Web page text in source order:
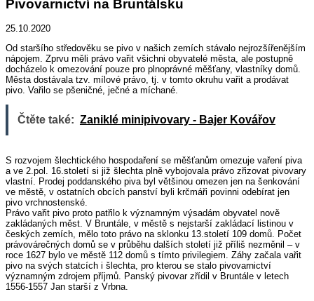
Pivovarnictví na Bruntálsku
25.10.2020
Od staršího středověku se pivo v našich zemích stávalo nejrozšířenějším
nápojem. Zprvu měli právo vařit všichni obyvatelé města, ale postupně
docházelo k omezování pouze pro plnoprávné měšťany, vlastníky domů.
Města dostávala tzv. mílové právo, tj. v tomto okruhu vařit a prodávat
pivo. Vařilo se pšeničné, ječné a míchané.
Čtěte také: Zaniklé minipivovary - Bajer Kovářov
S rozvojem šlechtického hospodaření se měšťanům omezuje vaření piva
a ve 2.pol. 16.století si již šlechta plně vybojovala právo zřizovat pivovary
vlastní. Prodej poddanského piva byl většinou omezen jen na šenkování
ve městě, v ostatních obcích panství byli krčmáři povinni odebírat jen
pivo vrchnostenské.
Právo vařit pivo proto patřilo k významným výsadám obyvatel nově
zakládaných měst. V Bruntále, v městě s nejstarší zakládací listinou v
českých zemích, mělo toto právo na sklonku 13.století 109 domů. Počet
právovárečných domů se v průběhu dalších století již příliš nezměnil – v
roce 1627 bylo ve městě 112 domů s tímto privilegiem. Záhy začala vařit
pivo na svých statcích i šlechta, pro kterou se stalo pivovarnictví
významným zdrojem příjmů. Panský pivovar zřídil v Bruntále v letech
1556-1557 Jan starší z Vrbna.